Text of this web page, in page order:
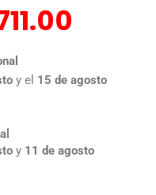
es:
$711.00.
y el 15 de agosto
y 11 de agosto